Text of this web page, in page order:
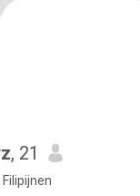
, 21